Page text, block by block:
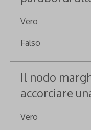
Vero
Falso
Il nodo
accorciare
Vero